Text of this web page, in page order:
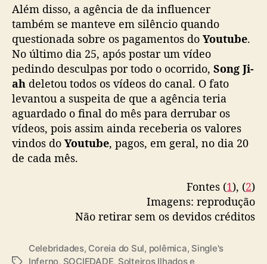
Além disso, a agência de da influencer
também se manteve em silêncio quando
questionada sobre os pagamentos do Youtube.
No último dia 25, após postar um vídeo
pedindo desculpas por todo o ocorrido, Song Ji-
ah deletou todos os vídeos do canal. O fato
levantou a suspeita de que a agência teria
aguardado o final do mês para derrubar os
vídeos, pois assim ainda receberia os valores
vindos do Youtube, pagos, em geral, no dia 20
de cada mês.
Fontes (1), (2)
Imagens: reprodução
Não retirar sem os devidos créditos
T
Celebridades, Coreia do Sul, polêmica, Single's
Inferno, SOCIEDADE, Solteiros Ilhados e